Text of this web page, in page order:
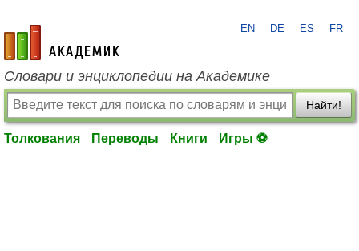
academic.ru
EN DE ES FR
Словари и энциклопедии на Академике
Найти!
Толкования Переводы Книги Игры ⚽